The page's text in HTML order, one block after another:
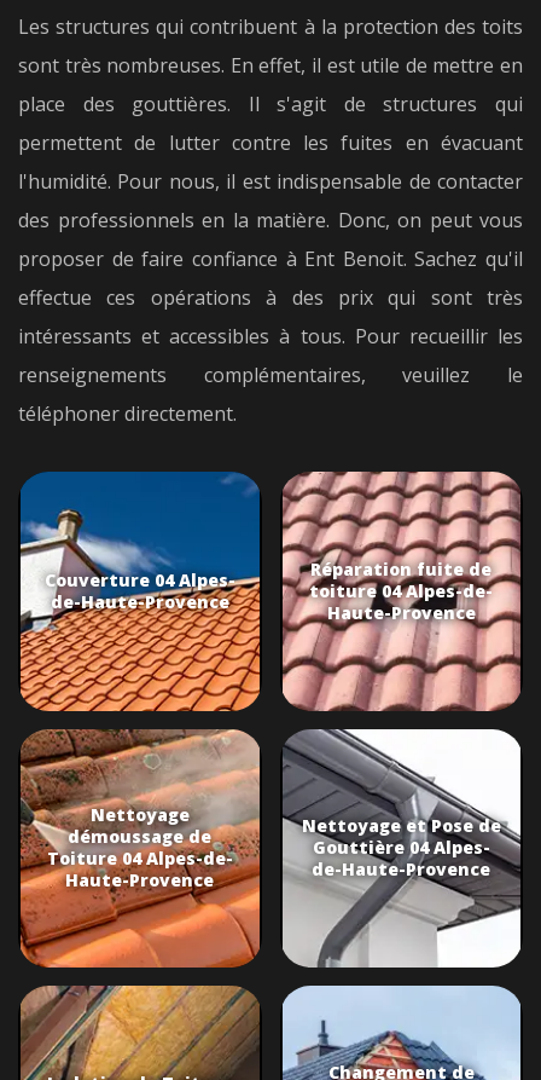
Les structures qui contribuent à la protection des toits
sont très nombreuses. En effet, il est utile de mettre en
place des gouttières. Il s'agit de structures qui
permettent de lutter contre les fuites en évacuant
l'humidité. Pour nous, il est indispensable de contacter
des professionnels en la matière. Donc, on peut vous
proposer de faire confiance à Ent Benoit. Sachez qu'il
effectue ces opérations à des prix qui sont très
intéressants et accessibles à tous. Pour recueillir les
renseignements complémentaires, veuillez le
téléphoner directement.
Couverture 04 Alpes-
de-Haute-Provence
Réparation fuite de
toiture 04 Alpes-de-
Haute-Provence
Nettoyage
démoussage de
Toiture 04 Alpes-de-
Haute-Provence
Nettoyage et Pose de
Gouttière 04 Alpes-
de-Haute-Provence
Changement de